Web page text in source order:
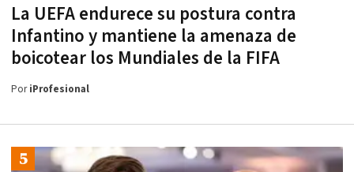
La UEFA endurece su postura contra
Infantino y mantiene la amenaza de
boicotear los Mundiales de la FIFA
PoriProfesional